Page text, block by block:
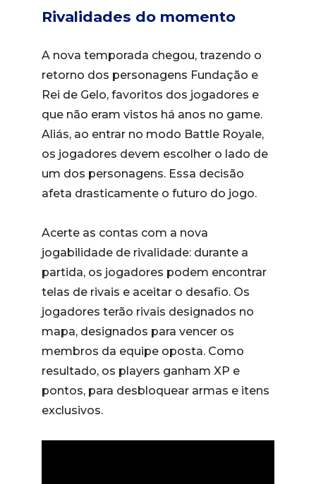
Rivalidades do momento
A nova temporada chegou, trazendo o
retorno dos personagens Fundação e
Rei de Gelo, favoritos dos jogadores e
que não eram vistos há anos no game.
Aliás, ao entrar no modo Battle Royale,
os jogadores devem escolher o lado de
um dos personagens. Essa decisão
afeta drasticamente o futuro do jogo.
Acerte as contas com a nova
jogabilidade de rivalidade: durante a
partida, os jogadores podem encontrar
telas de rivais e aceitar o desafio. Os
jogadores terão rivais designados no
mapa, designados para vencer os
membros da equipe oposta. Como
resultado, os players ganham XP e
pontos, para desbloquear armas e itens
exclusivos.